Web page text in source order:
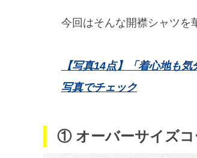
今回はそんな開襟シャツを
【写真14点】「着心地も
写真でチェック
① オーバーサイズコ